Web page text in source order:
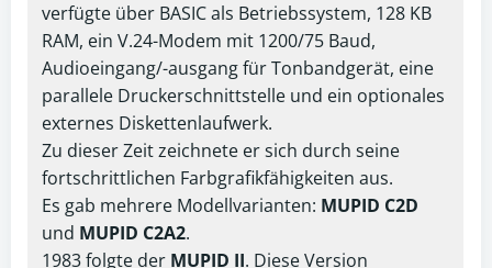
verfügte über BASIC als Betriebssystem, 128 KB
RAM, ein V.24-Modem mit 1200/75 Baud,
Audioeingang/-ausgang für Tonbandgerät, eine
parallele Druckerschnittstelle und ein optionales
externes Diskettenlaufwerk.
Zu dieser Zeit zeichnete er sich durch seine
fortschrittlichen Farbgrafikfähigkeiten aus.
Es gab mehrere Modellvarianten: MUPID C2D
und MUPID C2A2.
1983 folgte der MUPID II. Diese Version